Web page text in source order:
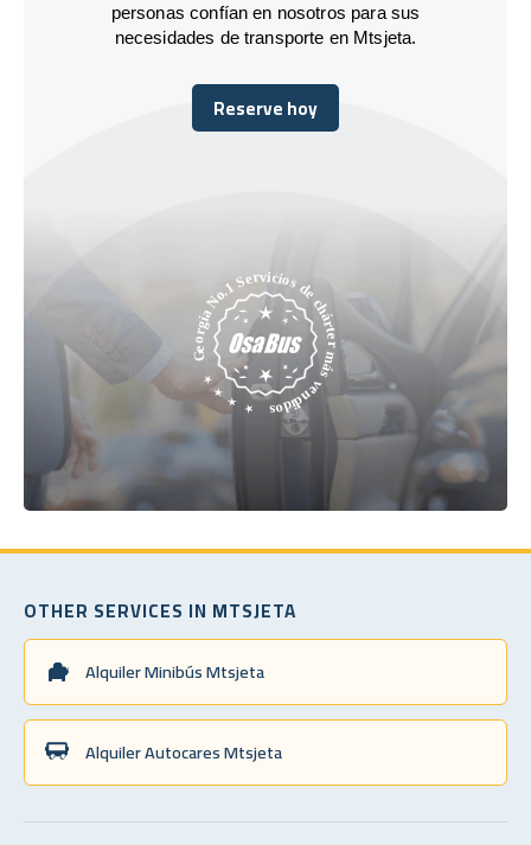
personas confían en nosotros para sus
necesidades de transporte en Mtsjeta.
Reserve hoy
Reserve hoy
OTHER SERVICES IN MTSJETA
Alquiler Minibús Mtsjeta
Alquiler Autocares Mtsjeta